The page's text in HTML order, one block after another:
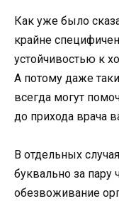
Как уже было
крайне
устойчивостью к
А потому даже
всегда могут
до прихода врача
В отдельных
буквально за пару
обезвоживание